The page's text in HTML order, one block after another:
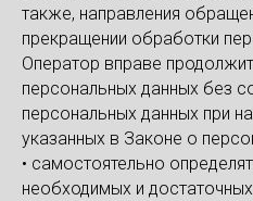
также, направления
прекращении обработки
Оператор вправе
персональных данных без
персональных данных при
указанных в Законе о
• самостоятельно
необходимых и